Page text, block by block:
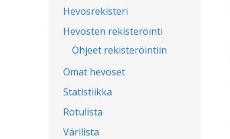
Hevosrekisteri
Hevosten rekisteröinti
Ohjeet rekisteröintiin
Omat hevoset
Statistiikka
Rotulista
Värilista